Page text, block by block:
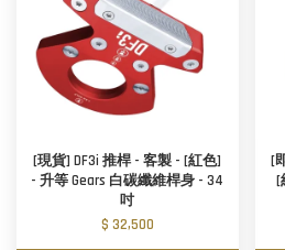
[現貨] DF3i 推桿 - 客製 - [紅色]
- 升等 Gears 白碳纖維桿身 - 34
吋
$ 32,500
[
[